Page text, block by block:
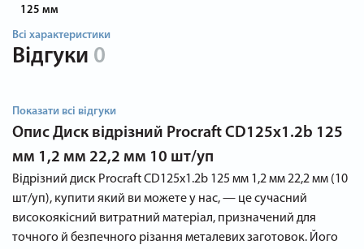
125 мм
Всі характеристики
Відгуки 0
Показати всі відгуки
Опис Диск відрізний Procraft CD125x1.2b 125
мм 1,2 мм 22,2 мм 10 шт/уп
Відрізний диск Procraft CD125x1.2b 125 мм 1,2 мм 22,2 мм (10
шт/уп), купити який ви можете у нас, — це сучасний
високоякісний витратний матеріал, призначений для
точного й безпечного різання металевих заготовок. Його